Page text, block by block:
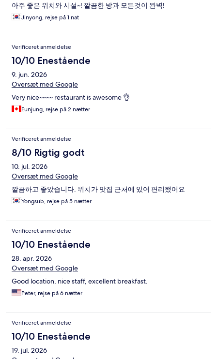
아주 좋은 위치와 시설~! 깔끔한 방과 모든것이 완벽!
Jinyong, rejse på 1 nat
Verificeret anmeldelse
10/10 Enestående
9. jun. 2026
Oversæt med Google
Very nice~~~~ restaurant is awesome 👌
Eunjung, rejse på 2 nætter
Verificeret anmeldelse
8/10 Rigtig godt
10. jul. 2026
Oversæt med Google
깔끔하고 좋았습니다. 위치가 맛집 근처에 있어 편리했어요
Yongsub, rejse på 5 nætter
Verificeret anmeldelse
10/10 Enestående
28. apr. 2026
Oversæt med Google
Good location, nice staff, excellent breakfast.
Peter, rejse på 6 nætter
Verificeret anmeldelse
10/10 Enestående
19. jul. 2026